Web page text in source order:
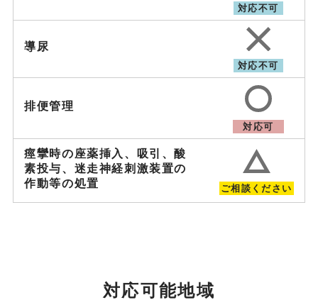
対応不可
導尿
対応不可
排便管理
対応可
痙攣時の座薬挿入、吸引、酸
素投与、迷走神経刺激装置の
作動等の処置
ご相談ください
対応可能地域